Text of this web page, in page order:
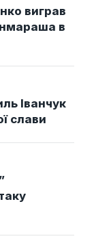
виграв
в
Іванчук
слави